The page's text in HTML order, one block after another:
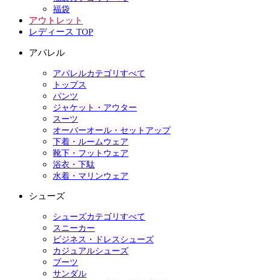
福袋
アウトレット
レディース TOP
アパレル
アパレルカテゴリすべて
トップス
パンツ
ジャケット・アウター
スーツ
オーバーオール・セットアップ
下着・ルームウェア
靴下・フットウェア
浴衣・下駄
水着・マリンウェア
シューズ
シューズカテゴリすべて
スニーカー
ビジネス・ドレスシューズ
カジュアルシューズ
ブーツ
サンダル